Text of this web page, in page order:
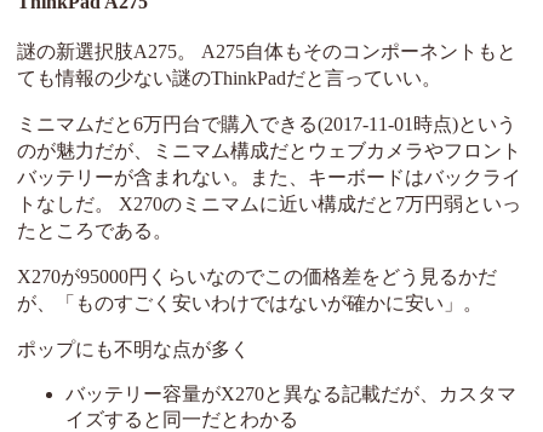
謎の新選択肢A275。 A275自体もそのコンポーネントもと
ても情報の少ない謎のThinkPadだと言っていい。
ミニマムだと6万円台で購入できる(2017-11-01時点)という
のが魅力だが、ミニマム構成だとウェブカメラやフロント
バッテリーが含まれない。また、キーボードはバックライ
トなしだ。 X270のミニマムに近い構成だと7万円弱といっ
たところである。
X270が95000円くらいなのでこの価格差をどう見るかだ
が、「ものすごく安いわけではないが確かに安い」。
ポップにも不明な点が多く
バッテリー容量がX270と異なる記載だが、カスタマ
イズすると同一だとわかる